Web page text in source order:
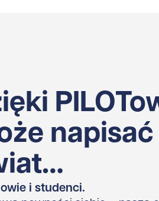
i studenci.